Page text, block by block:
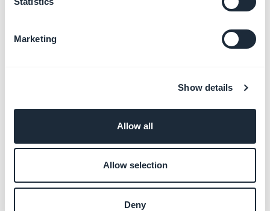
Marketing
Show details
Allow all
Allow selection
Deny
Gérer les formulaires et la
soumission de contenu
Intégrer des pages web
externes